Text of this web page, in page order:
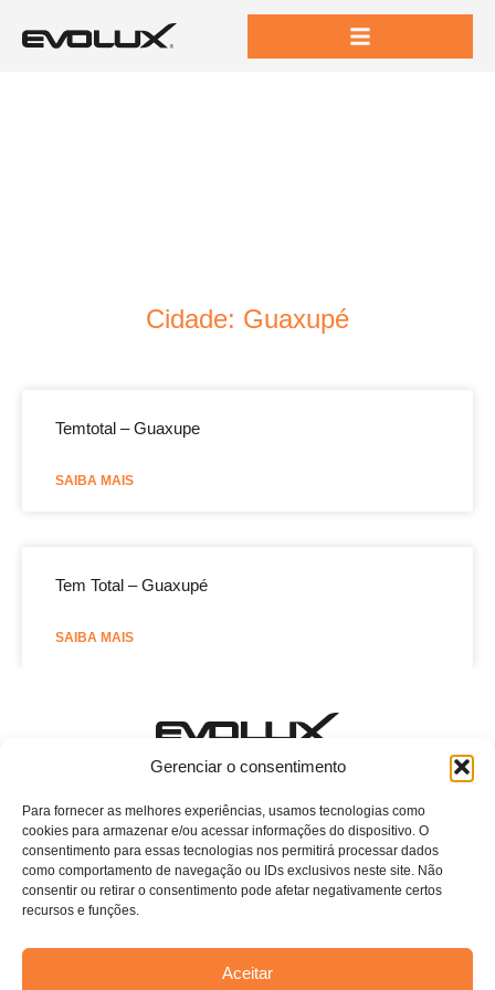
Gerenciar o consentimento
Para fornecer as melhores experiências, usamos tecnologias como
cookies para armazenar e/ou acessar informações do dispositivo. O
consentimento para essas tecnologias nos permitirá processar dados
como comportamento de navegação ou IDs exclusivos neste site. Não
consentir ou retirar o consentimento pode afetar negativamente certos
recursos e funções.
Aceitar
Cidade: Guaxupé
Temtotal – Guaxupe
SAIBA MAIS
Tem Total – Guaxupé
SAIBA MAIS
Telefone: (11) 2081-7750 ramal 115
Home
Sobre Nós
Blog